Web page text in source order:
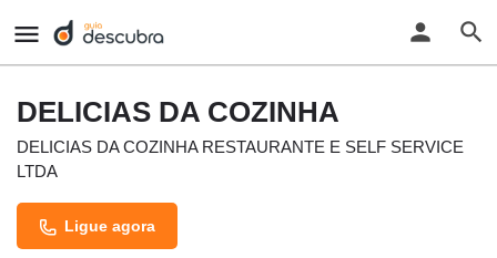
DELICIAS DA COZINHA
DELICIAS DA COZINHA RESTAURANTE E SELF SERVICE
LTDA
Ligue agora